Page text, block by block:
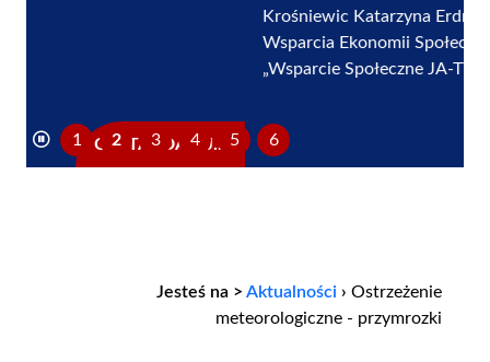
Krośniewic Katarzyna Erdman wraz z Ośrodkiem
Wsparcia Ekonomii Społecznej, Stowarzyszeniem
„Wsparcie Społeczne JA-TY-MY”,...
1 2 3 4 5 6
Jesteś na > Aktualności › Ostrzeżenie
meteorologiczne - przymrozki